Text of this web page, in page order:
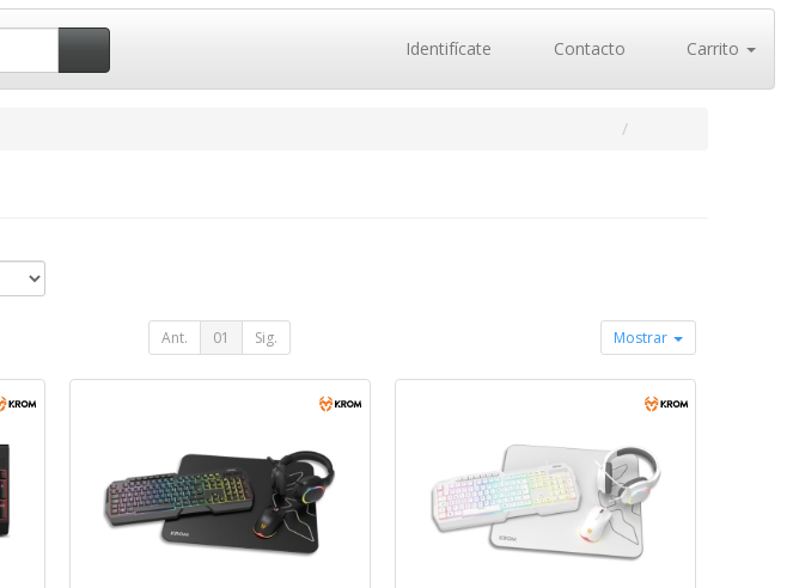
Identifícate Contacto Carrito
Ant. 01 Sig. Mostrar